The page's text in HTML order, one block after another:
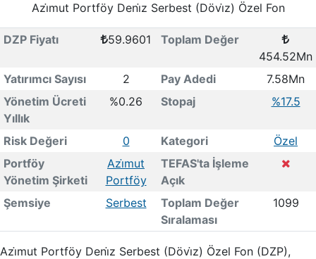
Azi̇mut Portföy Deni̇z Serbest (Dövi̇z) Özel Fon
DZP Fiyatı 59.9601
Toplam Değer
454.52Mn
Yatırımcı Sayısı
2 Pay Adedi
7.58Mn
Yönetim Ücreti
Yıllık
%0.26 Stopaj %17.5
Risk Değeri 0 Kategori
Özel
Portföy
Yönetim Şirketi
Azi̇mut
Portföy
TEFAS'ta İşleme
Açık
Şemsiye
Serbest
Toplam Değer
Sıralaması
1099
Azi̇mut Portföy Deni̇z Serbest (Dövi̇z) Özel Fon (DZP),